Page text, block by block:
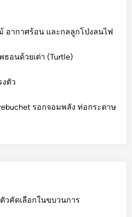
โ
ร
ย
ม้ อากาศร้อน และกลลูกโป่งลนไฟ
อนด้วยเต่า (Turtle)
ตัว
รอกจอมพลัง ท่อกระดาษ
วคัดเลือกในขบวนการ